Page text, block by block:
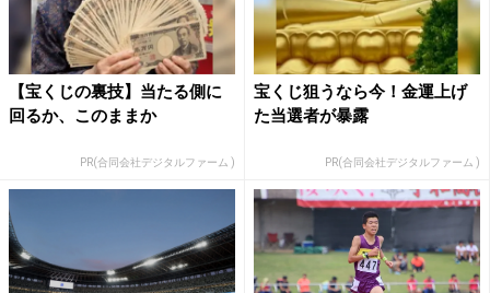
【宝くじの裏技】当たる側に
回るか、このままか
PR(合同会社デジタルファーム )
宝くじ狙うなら今！金運上げ
た当選者が暴露
PR(合同会社デジタルファーム )